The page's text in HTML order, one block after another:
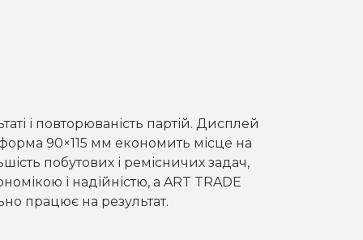
і повторюваність партій. Дисплей
90×115 мм економить місце на
побутових і ремісничих задач,
і надійністю, а ART TRADE
працює на результат.